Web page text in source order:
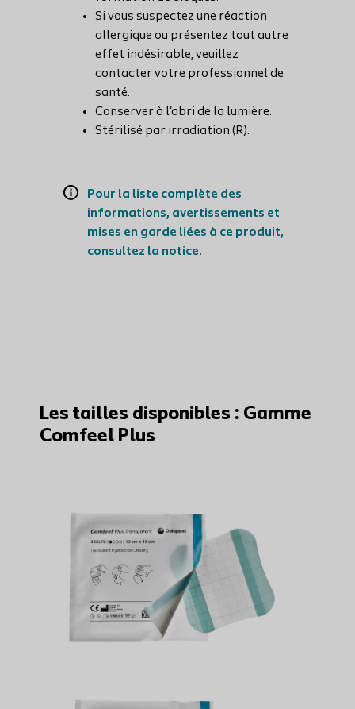
Si vous suspectez une réaction
allergique ou présentez tout autre
effet indésirable, veuillez
contacter votre professionnel de
santé.
Conserver à l'abri de la lumière.
Stérilisé par irradiation (R).
Pour la liste complète des
informations, avertissements et
mises en garde liées à ce produit,
consultez la notice.
Les tailles disponibles : Gamme
Comfeel Plus